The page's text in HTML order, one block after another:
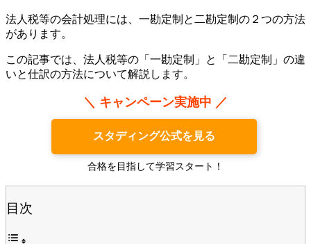
法人税等の会計処理には、一勘定制と二勘定制の２つの方法
があります。
この記事では、法人税等の「一勘定制」と「二勘定制」の違
いと仕訳の方法について解説します。
＼ キャンペーン実施中 ／
スタディング公式を見る
合格を目指して学習スタート！
目次